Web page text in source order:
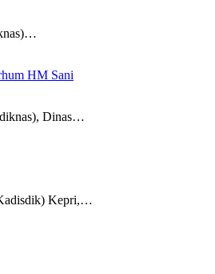
HM Sani
Dinas…
Kepri,…